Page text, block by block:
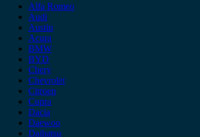
Alfa Romeo
Audi
Austin
Acura
BMW
BYD
Chery
Chevrolet
Citroen
Cupra
Dacia
Daewoo
Daihatsu